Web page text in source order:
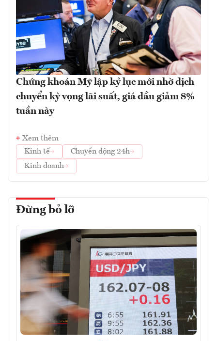
Chứng khoán Mỹ lập kỷ lục mới nhờ dịch
chuyển kỳ vọng lãi suất, giá dầu giảm 8%
tuần này
Xem thêm
Kinh tế
Chuyển động 24h
Kinh doanh
Đừng bỏ lỡ